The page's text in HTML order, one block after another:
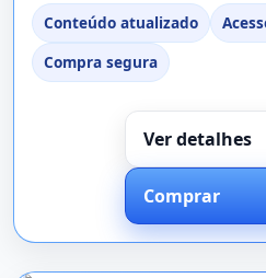
Conteúdo atualizado
Compra segura
Ver detalhes
Comprar